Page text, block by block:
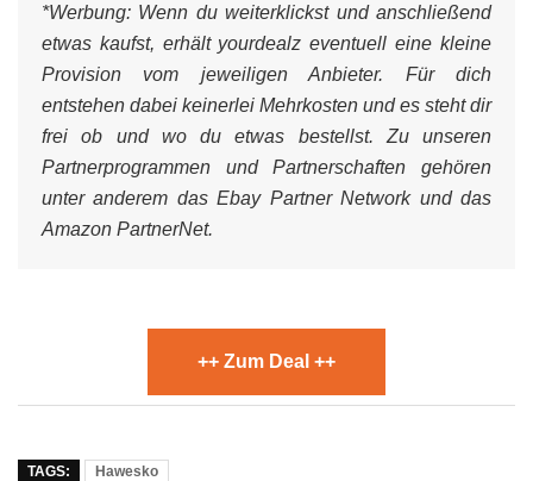
*Werbung: Wenn du weiterklickst und anschließend
etwas kaufst, erhält yourdealz eventuell eine kleine
Provision vom jeweiligen Anbieter. Für dich
entstehen dabei keinerlei Mehrkosten und es steht dir
frei ob und wo du etwas bestellst. Zu unseren
Partnerprogrammen und Partnerschaften gehören
unter anderem das Ebay Partner Network und das
Amazon PartnerNet.
++ Zum Deal ++
TAGS: Hawesko